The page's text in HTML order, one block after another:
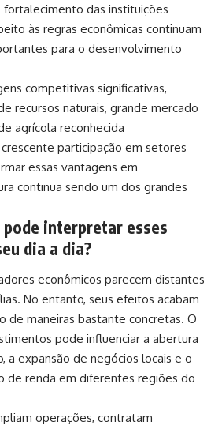
fortalecimento das instituições
às regras econômicas continuam
para o desenvolvimento
competitivas significativas,
recursos naturais, grande mercado
agrícola reconhecida
participação em setores
essas vantagens em
continua sendo um dos grandes
pode interpretar esses
dia a dia?
econômicos parecem distantes
No entanto, seus efeitos acabam
de maneiras bastante concretas. O
pode influenciar a abertura
a expansão de negócios locais e o
de renda em diferentes regiões do
operações, contratam